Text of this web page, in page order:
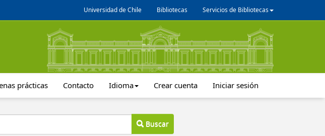
Universidad de Chile Bibliotecas Servicios de Bibliotecas
prácticas Contacto Idioma Crear cuenta Iniciar sesión
Buscar